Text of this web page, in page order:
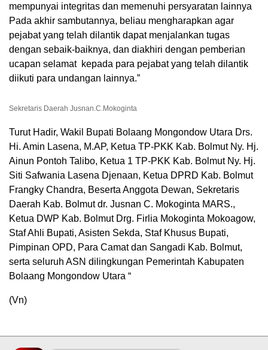
mempunyai integritas dan memenuhi persyaratan lainnya
Pada akhir sambutannya, beliau mengharapkan agar
pejabat yang telah dilantik dapat menjalankan tugas
dengan sebaik-baiknya, dan diakhiri dengan pemberian
ucapan selamat kepada para pejabat yang telah dilantik
diikuti para undangan lainnya.”
Sekretaris Daerah Jusnan.C.Mokoginta
Turut Hadir, Wakil Bupati Bolaang Mongondow Utara Drs.
Hi. Amin Lasena, M.AP, Ketua TP-PKK Kab. Bolmut Ny. Hj.
Ainun Pontoh Talibo, Ketua 1 TP-PKK Kab. Bolmut Ny. Hj.
Siti Safwania Lasena Djenaan, Ketua DPRD Kab. Bolmut
Frangky Chandra, Beserta Anggota Dewan, Sekretaris
Daerah Kab. Bolmut dr. Jusnan C. Mokoginta MARS.,
Ketua DWP Kab. Bolmut Drg. Firlia Mokoginta Mokoagow,
Staf Ahli Bupati, Asisten Sekda, Staf Khusus Bupati,
Pimpinan OPD, Para Camat dan Sangadi Kab. Bolmut,
serta seluruh ASN dilingkungan Pemerintah Kabupaten
Bolaang Mongondow Utara “
(Vn)